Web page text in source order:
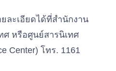
ละเอียดได้ที่สำนักงาน
ศ หรือศูนย์สารนิเทศ
Center) โทร. 1161